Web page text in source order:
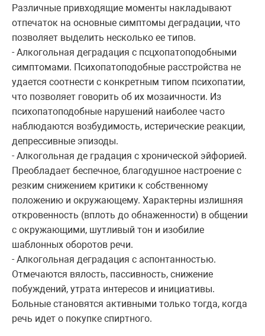
Различные привходящие моменты накладывают
отпечаток на основные симптомы деградации, что
позволяет выделить несколько ее типов.
- Алкогольная деградация с псцхопатоподобными
симптомами. Психопатоподобные расстройства не
удается соотнести с конкретным типом психопатии,
что позволяет говорить об их мозаичности. Из
психопатоподобные нарушений наиболее часто
наблюдаются возбудимость, истерические реакции,
депрессивные эпизоды.
- Алкогольная де градация с хронической эйфорией.
Преобладает беспечное, благодушное настроение с
резким снижением критики к собственному
положению и окружающему. Характерны излишняя
откровенность (вплоть до обнаженности) в общении
с окружающими, шутливый тон и изобилие
шаблонных оборотов речи.
- Алкогольная деградация с аспонтанностью.
Отмечаются вялость, пассивность, снижение
побуждений, утрата интересов и инициативы.
Больные становятся активными только тогда, когда
речь идет о покупке спиртного.